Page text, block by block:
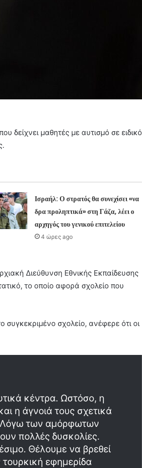
δείχνει μαθητές με αυτισμό σε ειδικό
Ισραήλ: Ο στρατός θα συνεχίσει «να
δρα προληπτικά» στη Γάζα, λέει ο
αρχηγός του γενικού επιτελείου
4 ώρες ago
Διεύθυνση Εθνικής Εκπαίδευσης
το οποίο αφορά σχολείο που
συγκεκριμένο σχολείο, ανέφερε ότι οι
κέντρα. Ωστόσο, η
η άγνοιά τους σχετικά
Λόγω των αμόρφωτων
πολλές δυσκολίες.
Θέλουμε να βρεθεί
εφημερίδα